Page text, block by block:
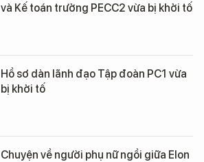
và Kế toán trưởng PECC2 vừa bị khởi tố
Hồ sơ dàn lãnh đạo Tập đoàn PC1 vừa
bị khởi tố
Chuyện về người phụ nữ ngồi giữa Elon